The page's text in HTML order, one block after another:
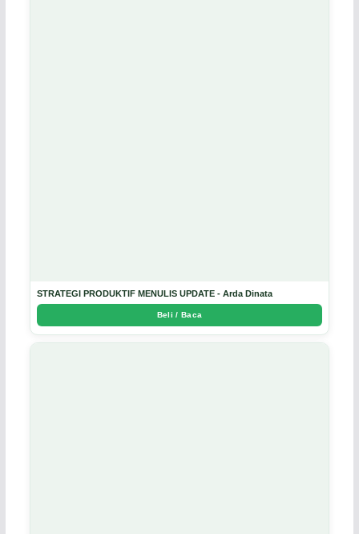
STRATEGI PRODUKTIF MENULIS UPDATE - Arda Dinata
Beli / Baca